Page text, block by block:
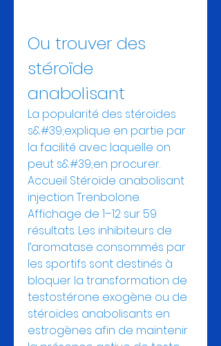
Ou trouver des
stéroïde
anabolisant
La popularité des stéroïdes
s&#39;explique en partie par
la facilité avec laquelle on
peut s&#39;en procurer.
Accueil Stéroïde anabolisant
injection Trenbolone.
Affichage de 1–12 sur 59
résultats. Les inhibiteurs de
l’aromatase consommés par
les sportifs sont destinés à
bloquer la transformation de
testostérone exogène ou de
stéroïdes anabolisants en
estrogènes afin de maintenir